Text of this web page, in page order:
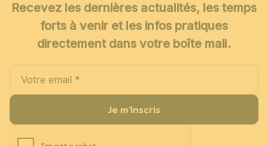
Recevez les dernières actualités, les temps
forts à venir et les infos pratiques
directement dans votre boîte mail.
Je m'inscris